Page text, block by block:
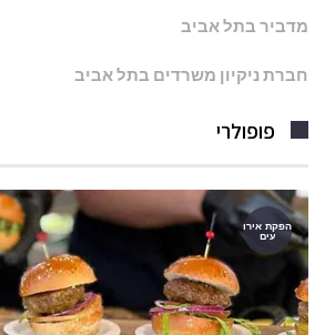
מדביר בתל אביב
חברת ניקיון משרדים בתל אביב
פופולרי
הפקת אירו
עים